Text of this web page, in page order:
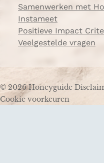
Samenwerken met
Instameet
Positieve Impact
Veelgestelde vragen
© 2026 Honeyguide
Cookie voorkeuren